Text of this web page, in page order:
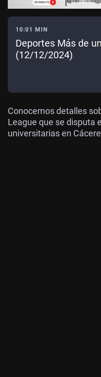
10:01 MIN
Deportes Más de
(12/12/2024)
Conocemos detalles
League que se disputa
universitarias en